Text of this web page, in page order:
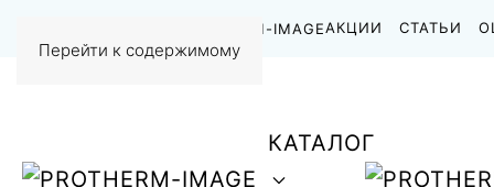
Перейти к содержимому
АКЦИИ СТАТЬИ
КАТАЛОГ